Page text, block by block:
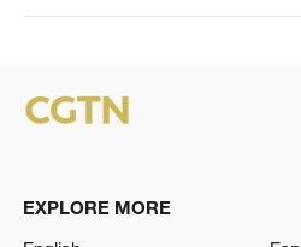
EXPLORE MORE